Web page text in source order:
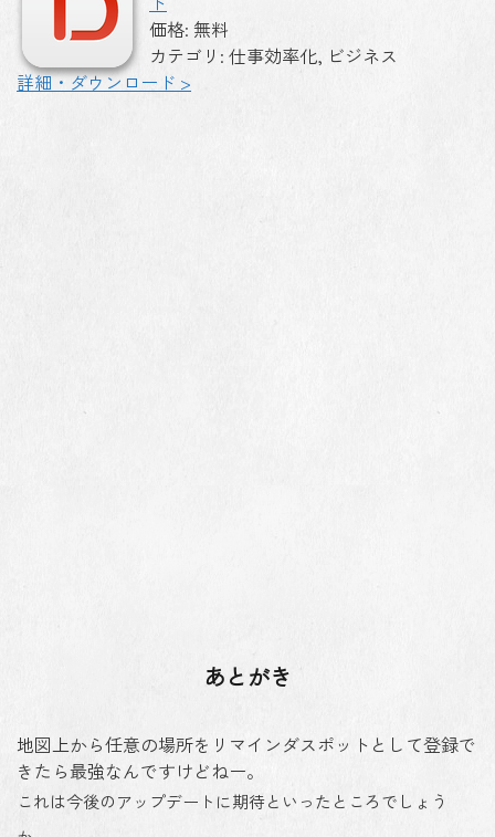
価格: 無料
カテゴリ: 仕事効率化, ビジネス
詳細・ダウンロード >
あとがき
地図上から任意の場所をリマインダスポットとして登録で
きたら最強なんですけどねー。
これは今後のアップデートに期待といったところでしょう